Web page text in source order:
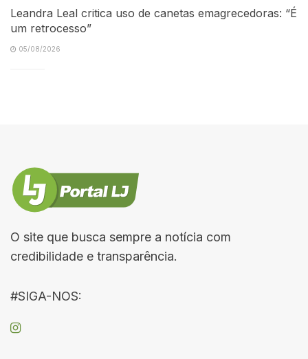
Leandra Leal critica uso de canetas emagrecedoras: “É
um retrocesso”
05/08/2026
O site que busca sempre a notícia com
credibilidade e transparência.
#SIGA-NOS: